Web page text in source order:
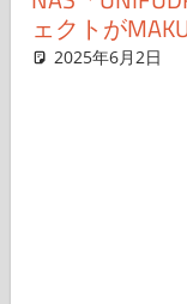
ェクトが
2025年6月2日